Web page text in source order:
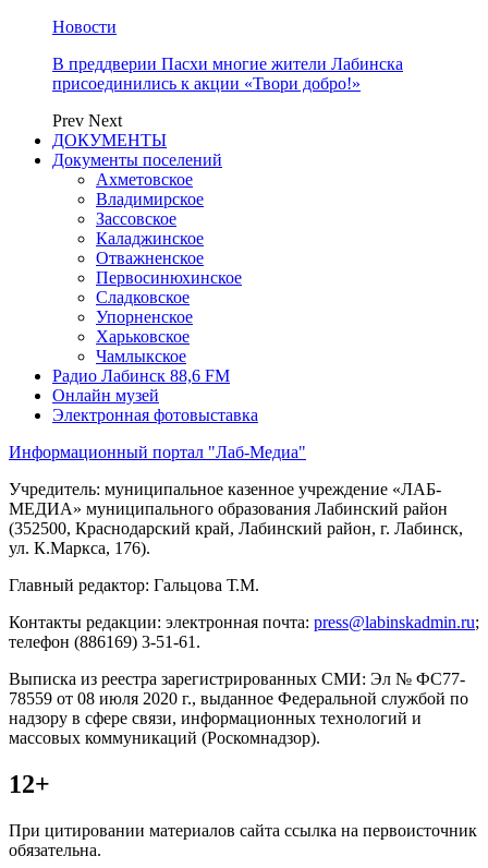
Новости
В преддверии Пасхи многие жители Лабинска
присоединились к акции «Твори добро!»
Prev Next
ДОКУМЕНТЫ
Документы поселений
Ахметовское
Владимирское
Зассовское
Каладжинское
Отважненское
Первосинюхинское
Сладковское
Упорненское
Харьковское
Чамлыкское
Радио Лабинск 88,6 FM
Онлайн музей
Электронная фотовыставка
Информационный портал "Лаб-Медиа"
Учредитель: муниципальное казенное учреждение «ЛАБ-
МЕДИА» муниципального образования Лабинский район
(352500, Краснодарский край, Лабинский район, г. Лабинск,
ул. К.Маркса, 176).
Главный редактор: Гальцова Т.М.
Контакты редакции: электронная почта: press@labinskadmin.ru;
телефон (886169) 3-51-61.
Выписка из реестра зарегистрированных СМИ: Эл № ФС77-
78559 от 08 июля 2020 г., выданное Федеральной службой по
надзору в сфере связи, информационных технологий и
массовых коммуникаций (Роскомнадзор).
12+
При цитировании материалов сайта ссылка на первоисточник
обязательна.